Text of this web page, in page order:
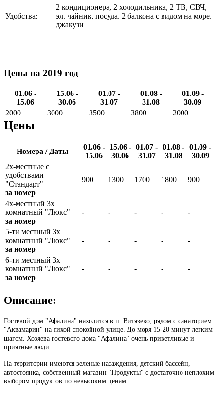
Удобства:
2 кондиционера, 2 холодильника, 2 ТВ, СВЧ,
эл. чайник, посуда, 2 балкона с видом на море,
джакузи
Цены на 2019 год
01.06 -
15.06
15.06 -
30.06
01.07 -
31.07
01.08 -
31.08
01.09 -
30.09
2000
3000 3500 3800 2000
Цены
Номера / Даты
01.06 -
15.06
15.06 -
30.06
01.07 -
31.07
01.08 -
31.08
01.09 -
30.09
2х-местные с
удобствами
"Стандарт"
за номер
900 1300 1700 1800 900
4х-местный 3х
комнатный "Люкс"
за номер
- - - - -
5-ти местный 3х
комнатный "Люкс"
за номер
- - - - -
6-ти местный 3х
комнатный "Люкс"
за номер
- - - - -
Описание:
Гостевой дом "Афалина" находится в п. Витязево, рядом с санаторием
"Аквамарин" на тихой спокойной улице. До моря 15-20 минут легким
шагом. Хозяева гостевого дома "Афалина" очень приветливые и
приятные люди.
На территории имеются зеленые насаждения, детский бассейн,
автостоянка, собственный магазин "Продукты" с достаточно неплохим
выбором продуктов по невысоким ценам.